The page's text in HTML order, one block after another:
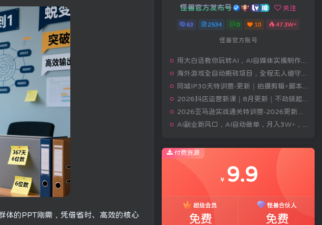
体的PPT刚需，凭借省时、高效的核心
怪兽官方发布号 关注
63 2534 0 10 47.3W+
怪兽官方账号
付费资源
￥ 9.9
超级会员
免费
怪兽合伙人
免费